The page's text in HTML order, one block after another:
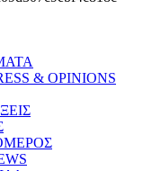
& OPINIONS